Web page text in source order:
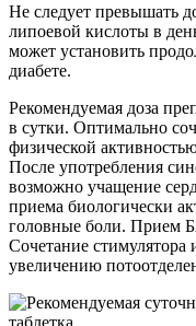
Не следует превышать
липоевой кислоты в
может установить
диабете.
Рекомендуемая доза
в сутки. Оптимально
физической
После употребления
возможно учащение
приема биологически
головные боли. Прием
Сочетание
увеличению